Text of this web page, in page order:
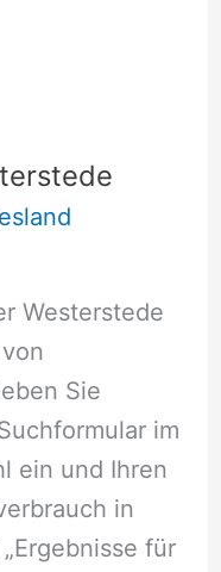
Westerstede
Sie
im
ein und Ihren
in
für